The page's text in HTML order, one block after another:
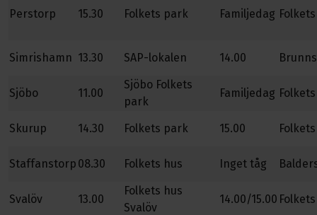
Perstorp 15.30 Folkets park Familjedag
Simrishamn 13.30 SAP-lokalen 14.00
Sjöbo 11.00
Sjöbo Folkets
park
Familjedag
Skurup 14.30 Folkets park 15.00
Staffanstorp 08.30 Folkets hus Inget tåg
Svalöv 13.00
Folkets hus
Svalöv
14.00/15.00